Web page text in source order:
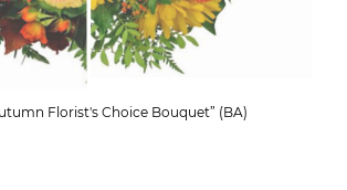
Florist's Choice Bouquet” (BA)